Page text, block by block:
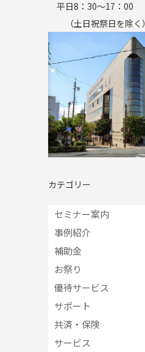
平日8：30～17：00
（土日祝祭日を除く）
カテゴリー
セミナー案内
事例紹介
補助金
お祭り
優待サービス
サポート
共済・保険
サービス